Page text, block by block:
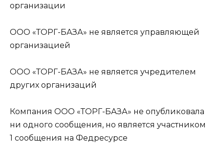
организации
ООО «ТОРГ-БАЗА» не является управляющей
организацией
ООО «ТОРГ-БАЗА» не является учредителем
других организаций
Компания ООО «ТОРГ-БАЗА» не опубликовала
ни одного сообщения, но является участником
1 сообщения на Федресурсе